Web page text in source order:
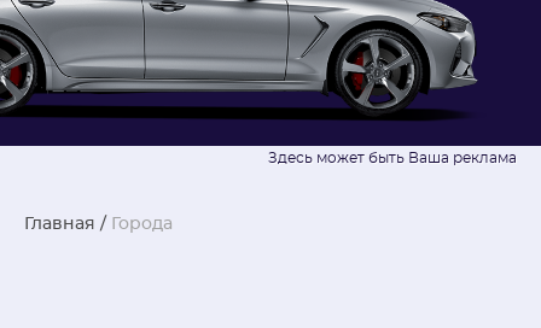
Главная / Города